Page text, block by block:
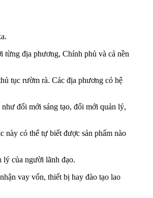
từng địa phương, Chính phủ và cả nền
tục rườm rà. Các địa phương có hệ
đổi mới sáng tạo, đổi mới quản lý,
có thể tự biết được sản phẩm nào
lý của người lãnh đạo.
vay vốn, thiết bị hay đào tạo lao